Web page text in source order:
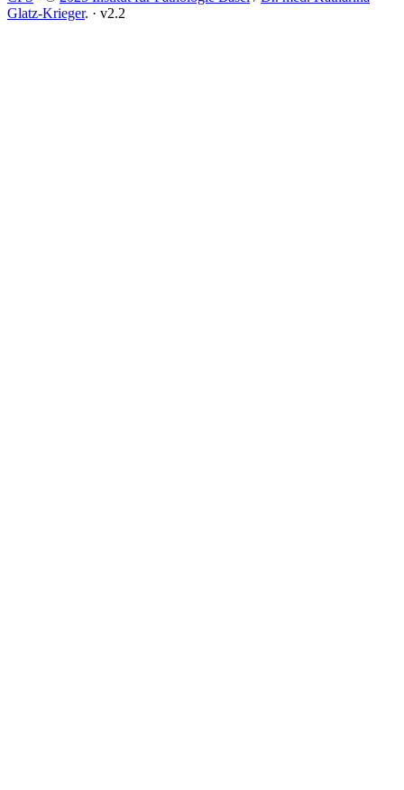
Glatz-Krieger. · v2.2